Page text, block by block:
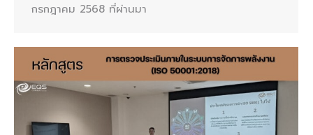
กรกฎาคม 2568 ที่ผ่านมา